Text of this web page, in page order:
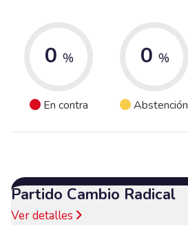
0 %
En contra
0 %
Abstención
Partido Cambio Radical
Ver detalles